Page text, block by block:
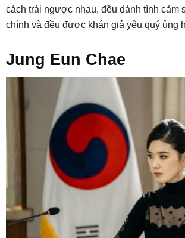
cách trái ngược nhau, đều dành tình cảm
chính và đều được khán giả yêu quý ủng
Jung Eun Chae